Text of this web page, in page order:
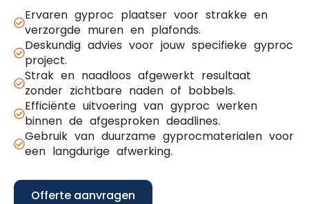
Ervaren gyproc plaatser voor strakke en
verzorgde muren en plafonds.
Deskundig advies voor jouw specifieke gyproc
project.
Strak en naadloos afgewerkt resultaat
zonder zichtbare naden of bobbels.
Efficiënte uitvoering van gyproc werken
binnen de afgesproken deadlines.
Gebruik van duurzame gyprocmaterialen voor
een langdurige afwerking.
Offerte aanvragen